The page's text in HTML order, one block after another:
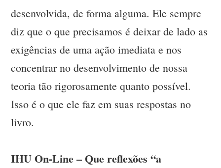
desenvolvida, de forma alguma. Ele sempre
diz que o que precisamos é deixar de lado as
exigências de uma ação imediata e nos
concentrar no desenvolvimento de nossa
teoria tão rigorosamente quanto possível.
Isso é o que ele faz em suas respostas no
livro.
IHU On-Line – Que reflexões “a